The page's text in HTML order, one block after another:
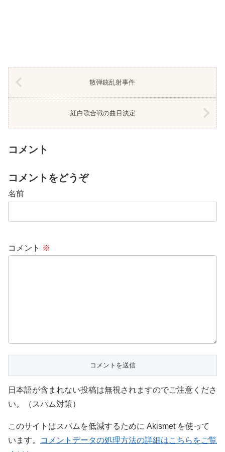
散弾銃乱射事件
紅白歌合戦の曲目決定
コメント
コメントをどうぞ
名前
コメント ※
日本語が含まれない投稿は無視されますのでご注意くださ
い。（スパム対策）
このサイトはスパムを低減するために Akismet を使って
います。
コメントデータの処理方法の詳細はこちらをご覧